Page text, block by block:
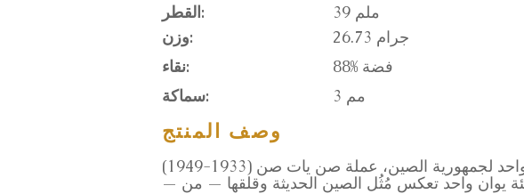
القطر:
وزن:
نقاء:
سماكة:
39 ملم
26.73 جرام
88% فضة
3 مم
وصف المنتج
الصين، عملة صن يات صن (1933-1949)